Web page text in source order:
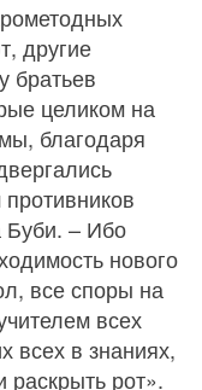
другие
братьев
целиком на
благодаря
– Ибо
нового
все споры на
всех
всех в знаниях,
рот».